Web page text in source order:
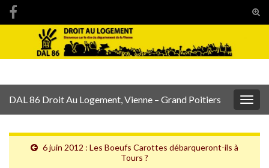
Search for:
DAL 86 Droit Au Logement, Vienne – Grand Poitiers
6 juin 2012 : Les Boeufs Carottes débarqueront-ils à
Tours ?